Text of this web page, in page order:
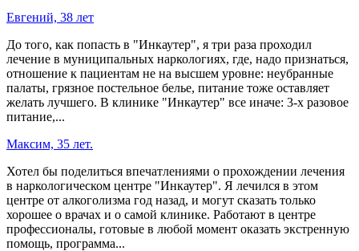
Евгений, 38 лет
До того, как попасть в "Инкаутер", я три раза проходил
лечение в муниципальных наркологиях, где, надо признаться,
отношение к пациентам не на высшем уровне: неубранные
палаты, грязное постельное белье, питание тоже оставляет
желать лучшего. В клинике "Инкаутер" все иначе: 3-х разовое
питание,...
Максим, 35 лет.
Хотел бы поделиться впечатлениями о прохождении лечения
в наркологическом центре "Инкаутер". Я лечился в этом
центре от алкоголизма год назад, и могут сказать только
хорошее о врачах и о самой клинике. Работают в центре
профессионалы, готовые в любой момент оказать экстренную
помощь, программа...